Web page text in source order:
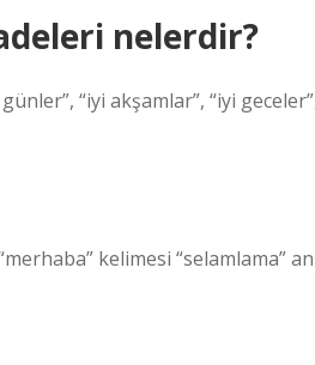
nelerdir?
“iyi akşamlar”, “iyi
kelimesi “selamlama”